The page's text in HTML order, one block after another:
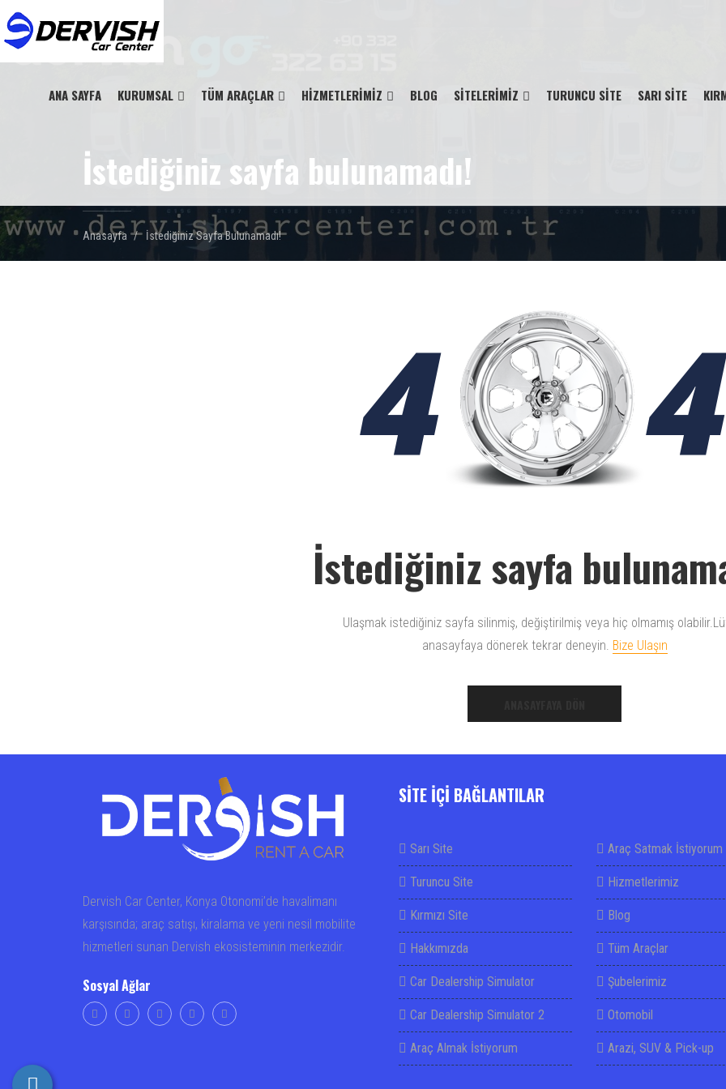
ANA SAYFA KURUMSAL TÜM ARAÇLAR HİZMETLERİMİZ BLOG SİTELERİMİZ TURUNCU SİTE SARI SİTE
İstediğiniz sayfa bulunamadı!
Anasayfa İstediğiniz Sayfa Bulunamadı!
4
İstediğiniz sayfa
Ulaşmak istediğiniz sayfa silinmiş, değiştirilmiş veya hiç olmamış
anasayfaya dönerek tekrar deneyin. Bize Ulaşın
Dervish Car Center, Konya Otonomi’de havalimanı
karşısında; araç satışı, kiralama ve yeni nesil mobilite
hizmetleri sunan Dervish ekosisteminin merkezidir.
Sosyal Ağlar
SİTE İÇİ BAĞLANTILAR
Sarı Site
Turuncu Site
Kırmızı Site
Hakkımızda
Car Dealership Simulator
Car Dealership Simulator 2
Araç Almak İstiyorum
Araç Satmak İstiyorum
Hizmetlerimiz
Blog
Tüm Araçlar
Şubelerimiz
Otomobil
Arazi, SUV & Pick-up